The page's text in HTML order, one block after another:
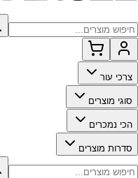
צרכי עור
סוגי מוצרים
הכי נמכרים
סדרות מוצרים